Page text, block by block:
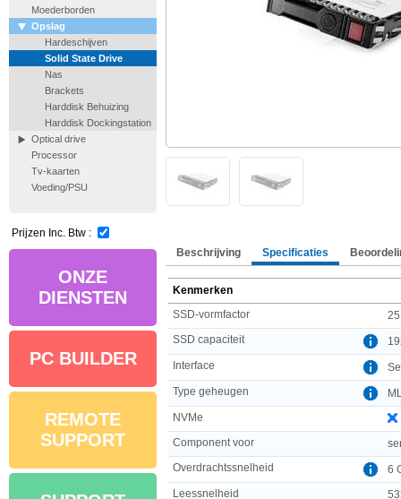
Moederborden
Opslag
Hardeschijven
Solid State Drive
Nas
Brackets
Harddisk Behuizing
Harddisk Dockingstation
Optical drive
Processor
Tv-kaarten
Voeding/PSU
Prijzen Inc. Btw :
ONZE
DIENSTEN
PC BUILDER
REMOTE
SUPPORT
Beschrijving Specificaties
Kenmerken
SSD-vormfactor
25
SSD capaciteit
Interface
Type geheugen
NVMe
Component voor
Overdrachtssnelheid
6
Leessnelheid